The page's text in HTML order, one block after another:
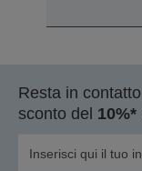
Resta in
sconto del 10%*